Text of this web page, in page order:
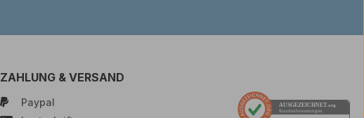
ZAHLUNG & VERSAND
Paypal
AUSGEZEICHNET .org
Kundenbewertungen